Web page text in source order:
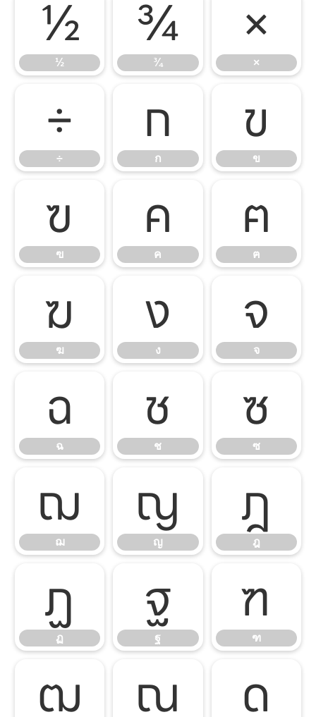
½
½
¾
¾
×
×
÷
÷
ก
ก
ข
ข
ฃ
ฃ
ค
ค
ฅ
ฅ
ฆ
ฆ
ง
ง
จ
จ
ฉ
ฉ
ช
ช
ซ
ซ
ฌ
ฌ
ญ
ญ
ฎ
ฎ
ฏ
ฏ
ฐ
ฐ
ฑ
ฑ
ฒ ณ ด